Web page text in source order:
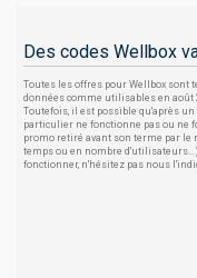
Des codes Wellbox
Toutes les offres pour Wellbox sont
données comme utilisables en août
Toutefois, il est possible qu'après
particulier ne fonctionne pas ou ne
promo retiré avant son terme par
temps ou en nombre
fonctionner, n'hésitez pas nous